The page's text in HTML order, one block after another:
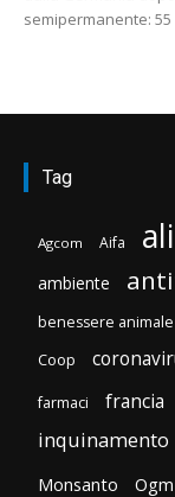
semipermanente:
Tag
Agcom Aifa
ambiente
benessere animale
Coop
farmaci francia
inquinamento
Monsanto Ogm